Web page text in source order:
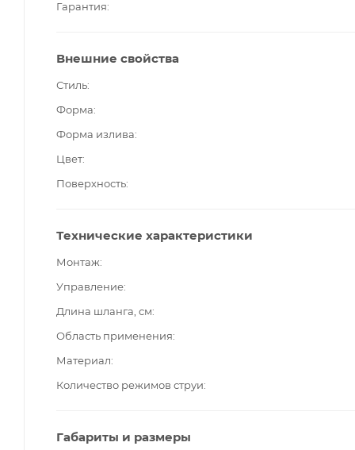
Гарантия
Внешние свойства
Стиль
Форма
Форма излива
Цвет
Поверхность
Технические характеристики
Монтаж
Управление
Длина шланга, см
Область применения
Материал
Количество режимов струи
Габариты и размеры